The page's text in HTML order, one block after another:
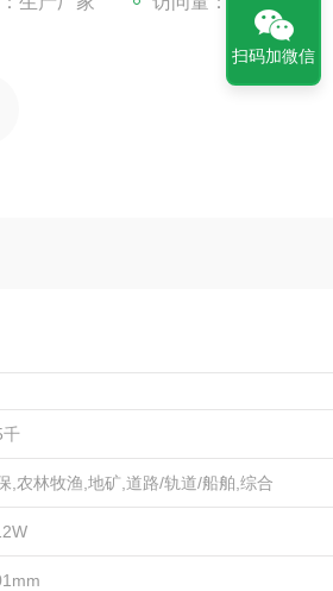
千
,农林牧渔,地矿,道路/轨道/船舶,综合
扫码加微信